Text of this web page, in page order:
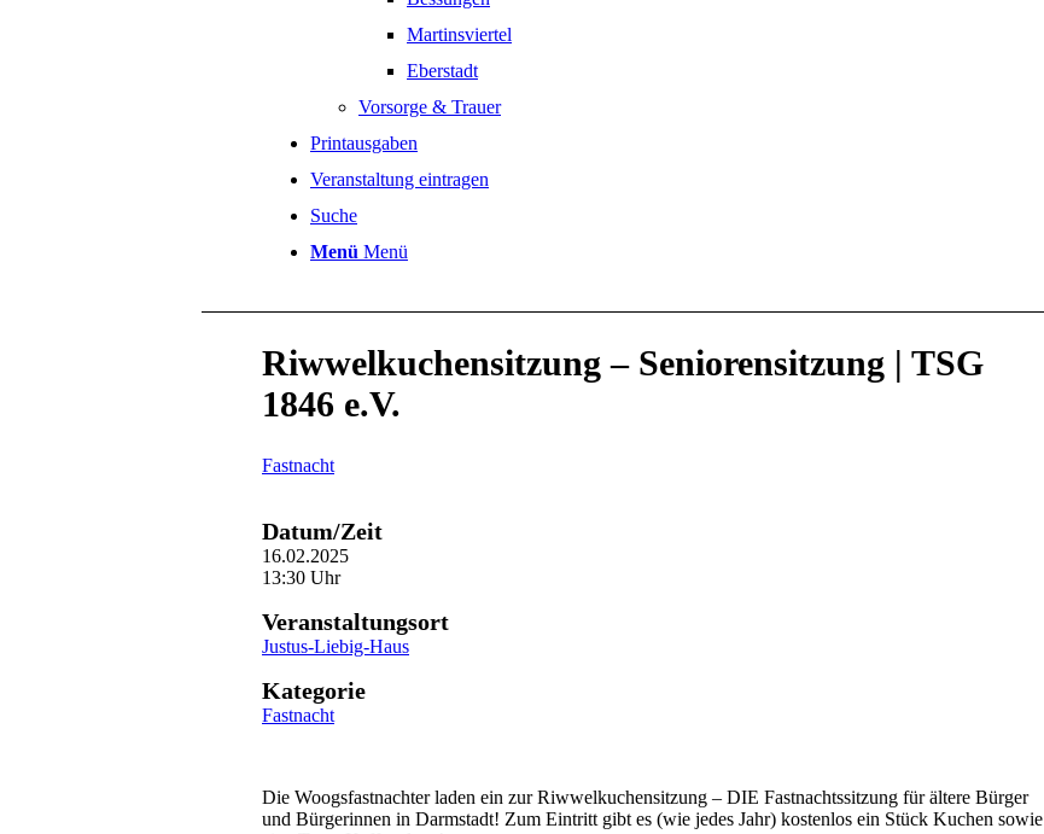
Martinsviertel
Eberstadt
Vorsorge & Trauer
Printausgaben
Veranstaltung eintragen
Suche
Menü Menü
Riwwelkuchensitzung – Seniorensitzung | TSG
1846 e.V.
Fastnacht
Datum/Zeit
16.02.2025
13:30 Uhr
Veranstaltungsort
Justus-Liebig-Haus
Kategorie
Fastnacht
Die Woogsfastnachter laden ein zur Riwwelkuchensitzung – DIE Fastnachtssitzung für ältere Bürger
und Bürgerinnen in Darmstadt! Zum Eintritt gibt es (wie jedes Jahr) kostenlos ein Stück Kuchen sowie